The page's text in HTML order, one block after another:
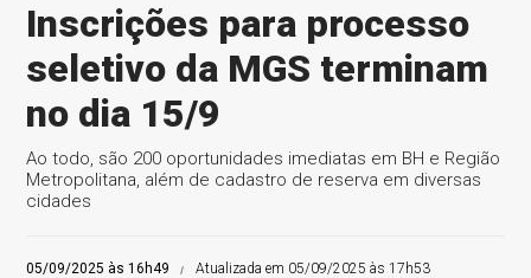
Inscrições para processo
seletivo da MGS terminam
no dia 15/9
Ao todo, são 200 oportunidades imediatas em BH e Região
Metropolitana, além de cadastro de reserva em diversas
cidades
05/09/2025 às 16h49
Atualizada em 05/09/2025 às 17h53